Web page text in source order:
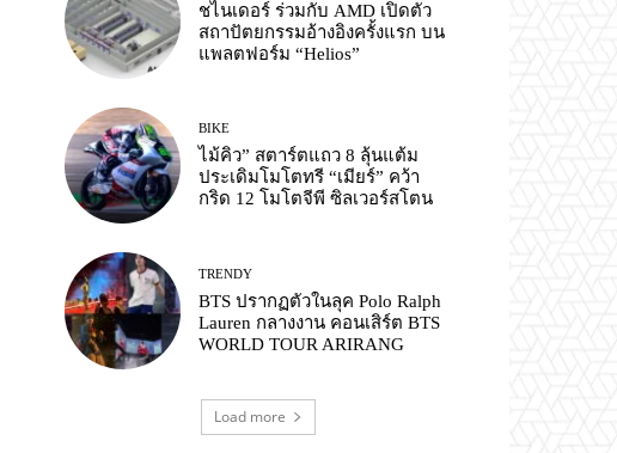
ชไนเดอร์ ร่วมกับ AMD เปิดตัว
สถาปัตยกรรมอ้างอิงครั้งแรก บน
แพลตฟอร์ม “Helios”
BIKE
ไม้คิว” สตาร์ตแถว 8 ลุ้นแต้ม
ประเดิมโมโตทรี “เมียร์” คว้า
กริด 12 โมโตจีพี ซิลเวอร์สโตน
TRENDY
BTS ปรากฏตัวในลุค Polo Ralph
Lauren กลางงาน คอนเสิร์ต BTS
WORLD TOUR ARIRANG
Load more